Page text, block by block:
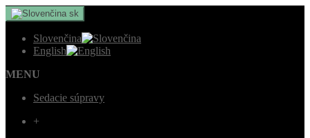
sk
Slovenčina
English
MENU
Sedacie súpravy
+